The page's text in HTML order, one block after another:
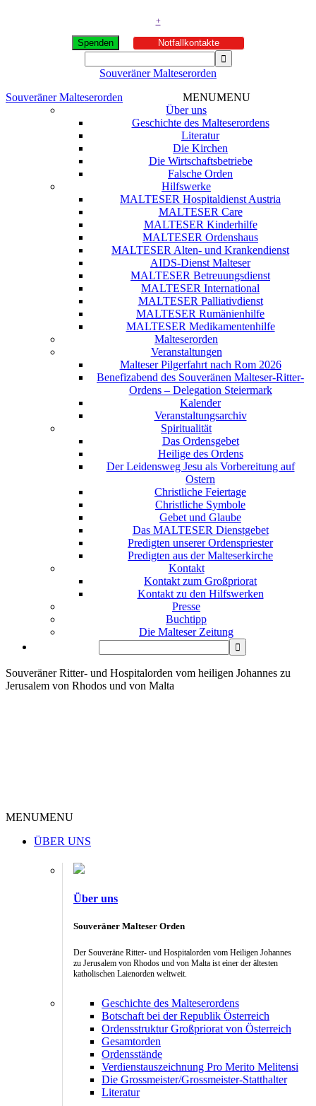
+
Spenden Notfallkontakte
Souveräner Malteserorden
Souveräner Malteserorden
MENUMENU
Über uns
Geschichte des Malteserordens
Literatur
Die Kirchen
Die Wirtschaftsbetriebe
Falsche Orden
Hilfswerke
MALTESER Hospitaldienst Austria
MALTESER Care
MALTESER Kinderhilfe
MALTESER Ordenshaus
MALTESER Alten- und Krankendienst
AIDS-Dienst Malteser
MALTESER Betreuungsdienst
MALTESER International
MALTESER Palliativdienst
MALTESER Rumänienhilfe
MALTESER Medikamentenhilfe
Malteserorden
Veranstaltungen
Malteser Pilgerfahrt nach Rom 2026
Benefizabend des Souveränen Malteser-Ritter-
Ordens – Delegation Steiermark
Kalender
Veranstaltungsarchiv
Spiritualität
Das Ordensgebet
Heilige des Ordens
Der Leidensweg Jesu als Vorbereitung auf
Ostern
Christliche Feiertage
Christliche Symbole
Gebet und Glaube
Das MALTESER Dienstgebet
Predigten unserer Ordenspriester
Predigten aus der Malteserkirche
Kontakt
Kontakt zum Großpriorat
Kontakt zu den Hilfswerken
Presse
Buchtipp
Die Malteser Zeitung
Souveräner Ritter- und Hospitalorden vom heiligen Johannes zu
Jerusalem von Rhodos und von Malta
MENUMENU
ÜBER UNS
Über uns
Souveräner Malteser Orden
Der Souveräne Ritter- und Hospitalorden vom Heiligen Johannes
zu Jerusalem von Rhodos und von Malta ist einer der ältesten
katholischen Laienorden weltweit.
Geschichte des Malteserordens
Botschaft bei der Republik Österreich
Ordensstruktur Großpriorat von Österreich
Gesamtorden
Ordensstände
Verdienstauszeichnung Pro Merito Melitensi
Die Grossmeister/Grossmeister-Statthalter
Literatur